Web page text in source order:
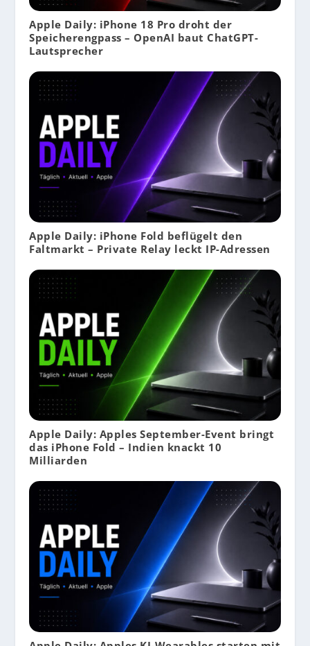
Apple Daily: iPhone 18 Pro droht der
Speicherengpass – OpenAI baut ChatGPT-
Lautsprecher
Apple Daily: iPhone Fold beflügelt den
Faltmarkt – Private Relay leckt IP-Adressen
Apple Daily: Apples September-Event bringt
das iPhone Fold – Indien knackt 10
Milliarden